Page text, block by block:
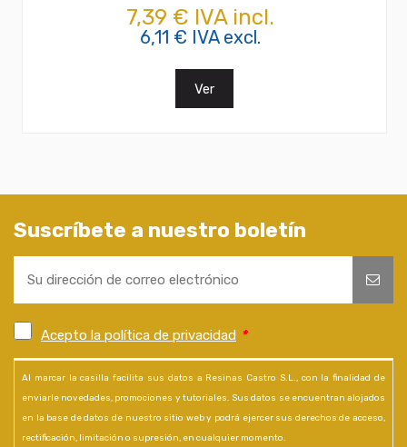
7,39 € IVA incl.
6,11 € IVA excl.
Ver
Suscríbete a nuestro boletín
Acepto la política de privacidad *
Al marcar la casilla facilita sus datos a Resinas Castro S.L., con la finalidad de
enviarle novedades, promociones y tutoriales. Sus datos se encuentran alojados
en la base de datos de nuestro sitio web y podrá ejercer sus derechos de acceso,
rectificación, limitación o supresión, en cualquier momento.